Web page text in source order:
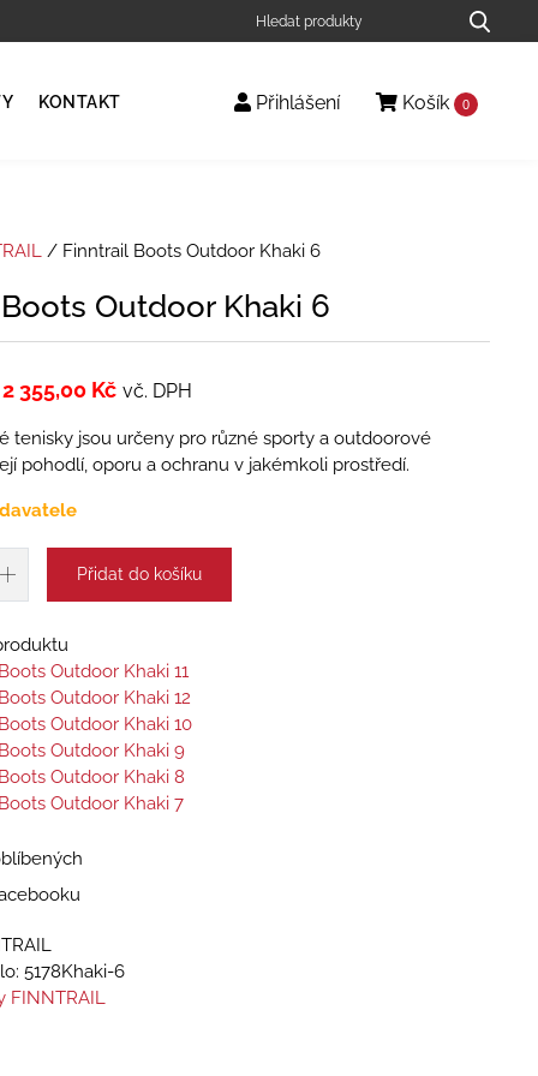
KONTAKT Přihlášení Košík 0
/ Finntrail Boots Outdoor Khaki 6
Outdoor Khaki 6
2 355,00 Kč vč. DPH
tenisky jsou určeny pro různé sporty a outdoorové
pohodlí, oporu a ochranu v jakémkoli prostředí.
Přidat do košíku
Outdoor Khaki 11
Outdoor Khaki 12
Outdoor Khaki 10
Outdoor Khaki 9
Outdoor Khaki 8
Outdoor Khaki 7
5178Khaki-6
FINNTRAIL